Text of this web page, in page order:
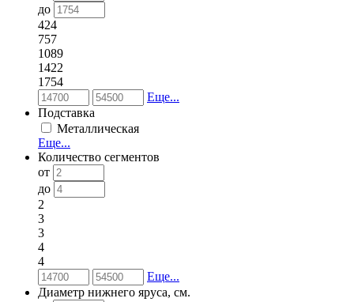
до
424
757
1089
1422
1754
Еще...
Подставка
Металлическая
Еще...
Количество сегментов
от
до
2
3
3
4
4
Еще...
Диаметр нижнего яруса, см.